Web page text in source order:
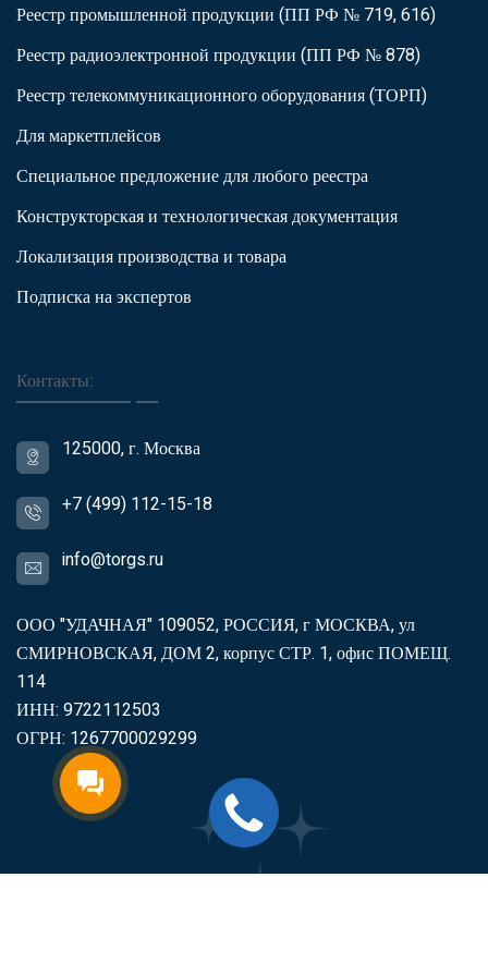
Реестр промышленной продукции (ПП РФ № 719, 616)
Реестр радиоэлектронной продукции (ПП РФ № 878)
Реестр телекоммуникационного оборудования (ТОРП)
Для маркетплейсов
Специальное предложение для любого реестра
Конструкторская и технологическая документация
Локализация производства и товара
Подписка на экспертов
Контакты:
125000, г. Москва
+7 (499) 112-15-18
info@torgs.ru
ООО "УДАЧНАЯ" 109052, РОССИЯ, г МОСКВА, ул
СМИРНОВСКАЯ, ДОМ 2, корпус СТР. 1, офис ПОМЕЩ.
114
ИНН: 9722112503
ОГРН: 1267700029299